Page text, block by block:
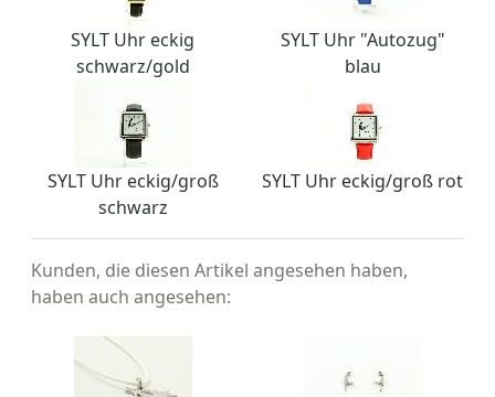
SYLT Uhr eckig
schwarz/gold
SYLT Uhr "Autozug"
blau
SYLT Uhr eckig/groß
schwarz
SYLT Uhr eckig/groß rot
Kunden, die diesen Artikel angesehen haben,
haben auch angesehen: